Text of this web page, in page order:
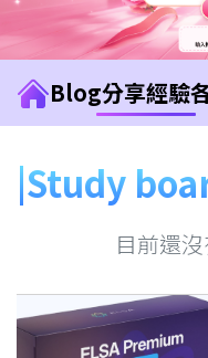
Blog分享經驗
Study
目前還